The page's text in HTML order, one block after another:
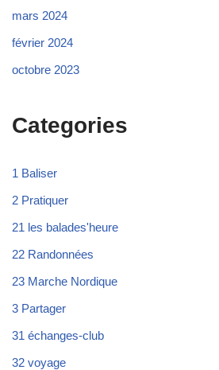
mars 2024
février 2024
octobre 2023
Categories
1 Baliser
2 Pratiquer
21 les balades'heure
22 Randonnées
23 Marche Nordique
3 Partager
31 échanges-club
32 voyage